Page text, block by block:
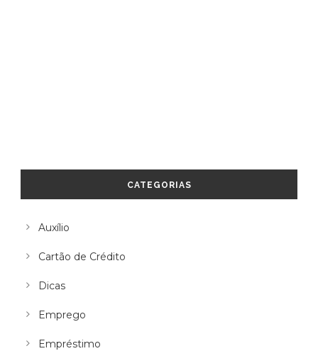
CATEGORIAS
Auxílio
Cartão de Crédito
Dicas
Emprego
Empréstimo